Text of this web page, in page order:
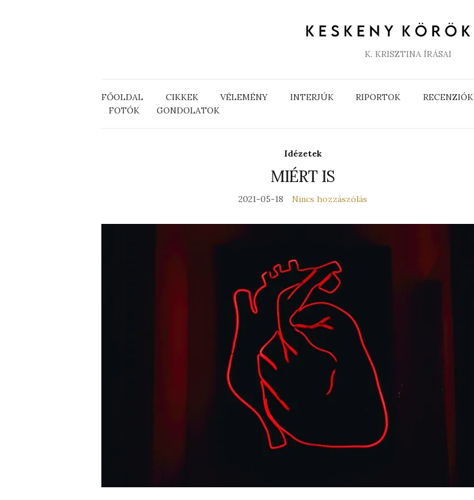
K. KRISZTINA ÍRÁSAI
FŐOLDAL CIKKEK VÉLEMÉNY INTERJÚK RIPORTOK RECENZIÓK
FOTÓK
GONDOLATOK
Idézetek
MIÉRT IS
2021-05-18 Nincs hozzászólás